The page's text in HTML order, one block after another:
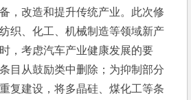
，改造和提升传统产业。此次修
织、化工、机械制造等领域新产
，考虑汽车产业健康发展的要
目从鼓励类中删除；为抑制部分
复建设，将多晶硅、煤化工等条